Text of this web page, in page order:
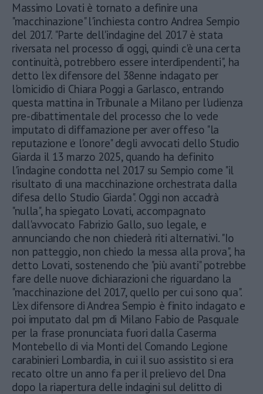
Massimo Lovati è tornato a definire una
"macchinazione" l'inchiesta contro Andrea Sempio
del 2017. "Parte dell'indagine del 2017 è stata
riversata nel processo di oggi, quindi c'è una certa
continuità, potrebbero essere interdipendenti", ha
detto l'ex difensore del 38enne indagato per
l'omicidio di Chiara Poggi a Garlasco, entrando
questa mattina in Tribunale a Milano per l'udienza
pre-dibattimentale del processo che lo vede
imputato di diffamazione per aver offeso "la
reputazione e l'onore" degli avvocati dello Studio
Giarda il 13 marzo 2025, quando ha definito
l'indagine condotta nel 2017 su Sempio come "il
risultato di una macchinazione orchestrata dalla
difesa dello Studio Giarda". Oggi non accadrà
"nulla", ha spiegato Lovati, accompagnato
dall'avvocato Fabrizio Gallo, suo legale, e
annunciando che non chiederà riti alternativi. "Io
non patteggio, non chiedo la messa alla prova", ha
detto Lovati, sostenendo che "più avanti" potrebbe
fare delle nuove dichiarazioni che riguardano la
"macchinazione del 2017, quello per cui sono qua".
L'ex difensore di Andrea Sempio è finito indagato e
poi imputato dal pm di Milano Fabio de Pasquale
per la frase pronunciata fuori dalla Caserma
Montebello di via Monti del Comando Legione
carabinieri Lombardia, in cui il suo assistito si era
recato oltre un anno fa per il prelievo del Dna
dopo la riapertura delle indagini sul delitto di